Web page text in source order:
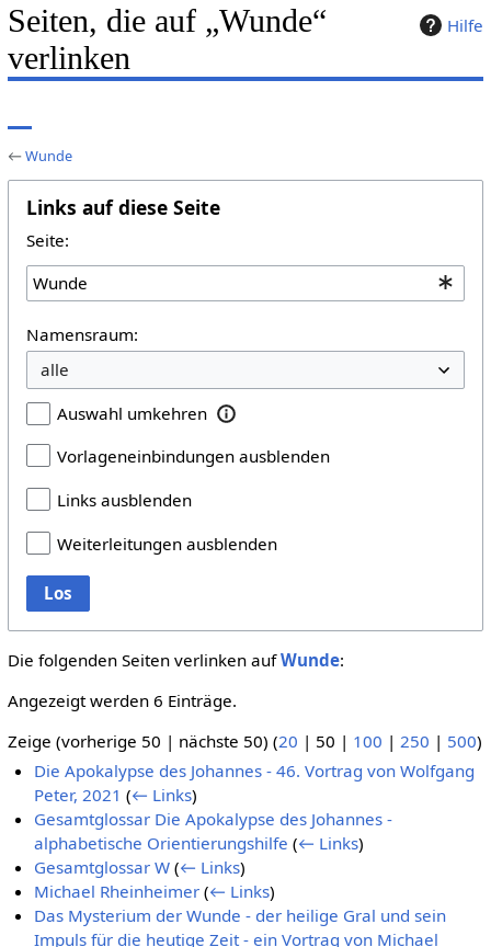
Hilfe
Seiten, die auf „Wunde“
verlinken
←Wunde
Links auf diese Seite
Seite:
Namensraum:
Auswahl umkehren
Vorlageneinbindungen ausblenden
Links ausblenden
Weiterleitungen ausblenden
Los
Die folgenden Seiten verlinken aufWunde:
Angezeigt werden 6 Einträge.
Zeige (vorherige 50 | nächste 50) (20 | 50 | 100 | 250 | 500)
Die Apokalypse des Johannes - 46. Vortrag von Wolfgang
Peter, 2021 (← Links)
Gesamtglossar Die Apokalypse des Johannes -
alphabetische Orientierungshilfe (← Links)
Gesamtglossar W (← Links)
Michael Rheinheimer (← Links)
Das Mysterium der Wunde - der heilige Gral und sein
Impuls für die heutige Zeit - ein Vortrag von Michael